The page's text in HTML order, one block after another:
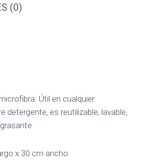
(0)
Útil en cualquier
detergente, es reutilizable, lavable,
x 30 cm ancho.